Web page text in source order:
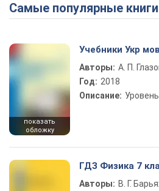
Самые популярные книги
показать
обложку
Учебники Укр
Авторы: А. П.
Год: 2018
Описание:
ГДЗ Физика 7
Авторы: В. Г.